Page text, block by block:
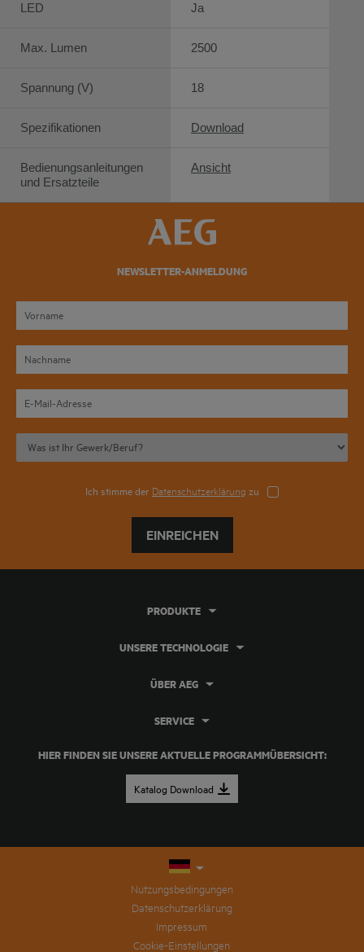
LED
Max. Lumen
Spannung (V)
Spezifikationen
Bedienungsanleitungen
und Ersatzteile
Ja
2500
18
Download
Ansicht
NEWSLETTER-ANMELDUNG
Ich stimme der Datenschutzerklärung zu
EINREICHEN
HIER FINDEN SIE UNSERE AKTUELLE PROGRAMMÜBERSICHT:
Katalog Download
PRODUKTE
UNSERE TECHNOLOGIE
ÜBER AEG
SERVICE
Nutzungsbedingungen
Datenschutzerklärung
Impressum
Cookie-Einstellungen